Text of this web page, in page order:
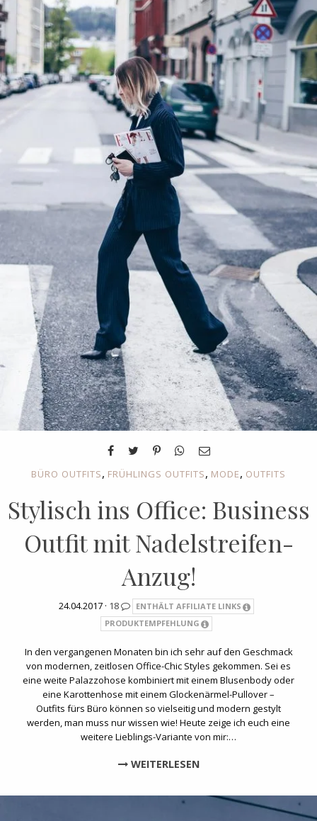
BÜRO OUTFITS, FRÜHLINGS OUTFITS, MODE, OUTFITS
Stylisch ins Office: Business
Outfit mit Nadelstreifen-
Anzug!
24.04.2017 · 18
ENTHÄLT AFFILIATE LINKS
PRODUKTEMPFEHLUNG
In den vergangenen Monaten bin ich sehr auf den Geschmack
von modernen, zeitlosen Office-Chic Styles gekommen. Sei es
eine weite Palazzohose kombiniert mit einem Blusenbody oder
eine Karottenhose mit einem Glockenärmel-Pullover –
Outfits fürs Büro können so vielseitig und modern gestylt
werden, man muss nur wissen wie! Heute zeige ich euch eine
weitere Lieblings-Variante von mir:…
WEITERLESEN